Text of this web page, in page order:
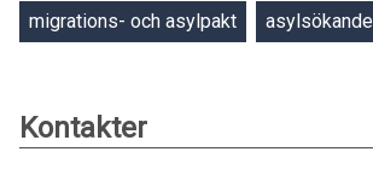
migrations- och asylpakt asylsökande
Kontakter